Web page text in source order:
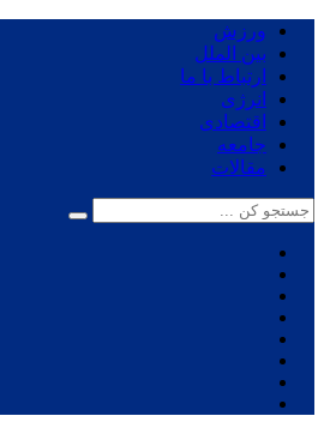
ورزش
بین الملل
ارتباط با ما
انرژی
اقتصادی
جامعه
مقالات